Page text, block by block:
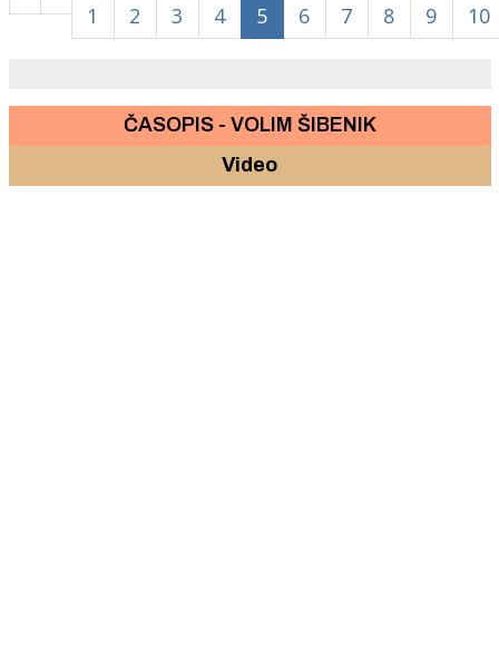
1 2 3 4 5 6 7 8 9 10
ČASOPIS - VOLIM ŠIBENIK
Video